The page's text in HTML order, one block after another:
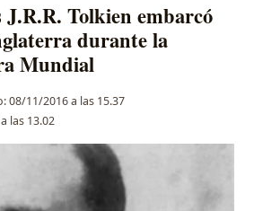
J.R.R. Tolkien embarcó
durante la
Mundial
08/11/2016 a las 15.37
las 13.02